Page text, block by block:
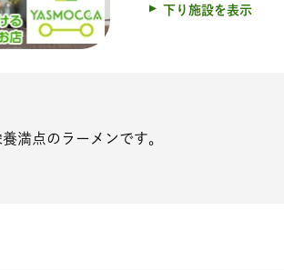
下り施設を表示
満点のラーメンです。